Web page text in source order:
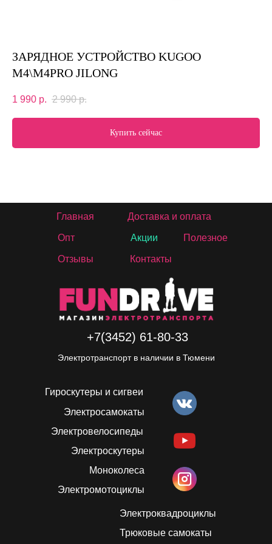
ЗАРЯДНОЕ УСТРОЙСТВО KUGOO
M4\M4PRO JILONG
1 990 р. 2 990 р.
Купить сейчас
Гироскутеры и сигвеи
Электросамокаты
Электровелосипеды
Электроскутеры
Моноколеса
Электромотоциклы
Электроквадроциклы
Трюковые самокаты
Главная Доставка и оплата
Опт
Отзывы
Акции
Контакты
+7(3452) 61-80-33
Электротранспорт в наличии в Тюмени
Полезное